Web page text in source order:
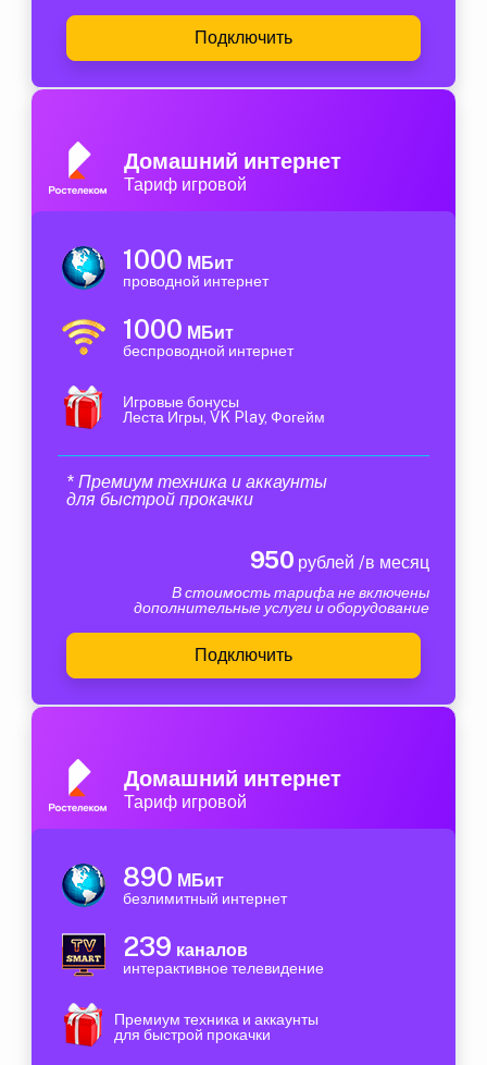
Подключить
Домашний интернет
Тариф игровой
1000 МБит
проводной интернет
1000 МБит
беспроводной интернет
Игровые бонусы
Леста Игры, VK Play, Фогейм
* Премиум техника и аккаунты
для быстрой прокачки
950 рублей /в месяц
В стоимость тарифа не включены
дополнительные услуги и оборудование
Подключить
Домашний интернет
Тариф игровой
890 МБит
безлимитный интернет
239 каналов
интерактивное телевидение
Премиум техника и аккаунты
для быстрой прокачки